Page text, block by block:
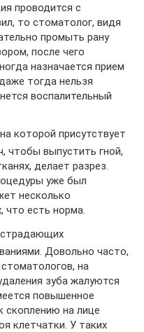
проводится с
то стоматолог, видя
промыть рану
после чего
назначается прием
тогда нельзя
воспалительный
которой присутствует
чтобы выпустить гной,
делает разрез.
уже был
несколько
что есть норма.
Довольно часто,
на
зуба жалуются
повышенное
скоплению на лице
клетчатки. У таких